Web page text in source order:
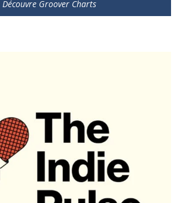
Découvre Groover Charts